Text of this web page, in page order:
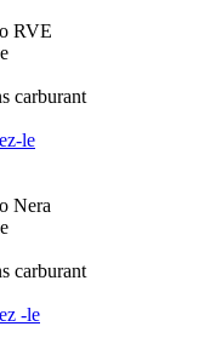
RVE
carburant
le
Nera
carburant
-le